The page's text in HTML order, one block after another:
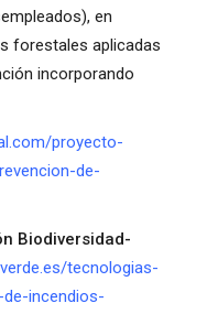
en
forestales aplicadas
incorporando
proyecto-
de-
Biodiversidad-
tecnologias-
incendios-